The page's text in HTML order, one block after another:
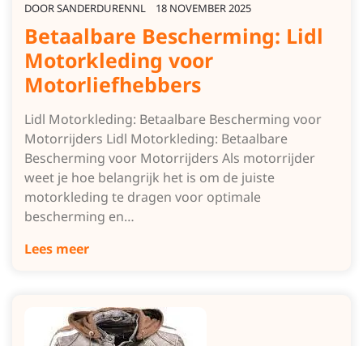
DOORSANDERDURENNL 18 NOVEMBER 2025
Betaalbare Bescherming: Lidl
Motorkleding voor
Motorliefhebbers
Lidl Motorkleding: Betaalbare Bescherming voor
Motorrijders Lidl Motorkleding: Betaalbare
Bescherming voor Motorrijders Als motorrijder
weet je hoe belangrijk het is om de juiste
motorkleding te dragen voor optimale
bescherming en…
Lees meer